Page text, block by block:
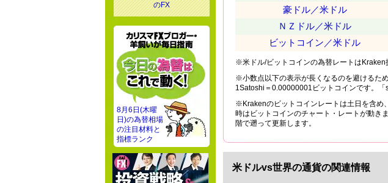
豪ドル／米ドル
ＮＺドル／米ドル
ビットコイン／米ドル
※米ドル/ビットコインの為替レートはKraken
※小数点以下の表示が長くなるのを避けるた
1Satoshi＝0.00000001ビットコインです。「
※Krakenのビットコインレートは土日を含め
時はビットコインのチャート・レートが動き
階で遡って更新します。
米ドルvs世界の通貨の関連情報
のFX
8月6日(木曜
日)の為替相場
の注目材料と
指標ランク